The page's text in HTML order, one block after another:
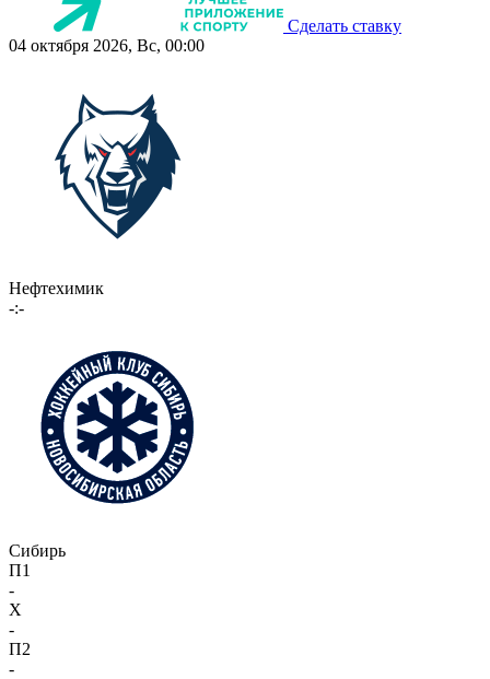
Сделать ставку
04 октября 2026, Вс, 00:00
Нефтехимик
-:-
Сибирь
П1
-
X
-
П2
-